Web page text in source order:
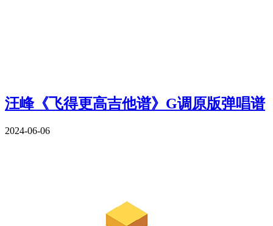
汪峰《飞得更高吉他谱》G调原版弹唱谱
2024-06-06